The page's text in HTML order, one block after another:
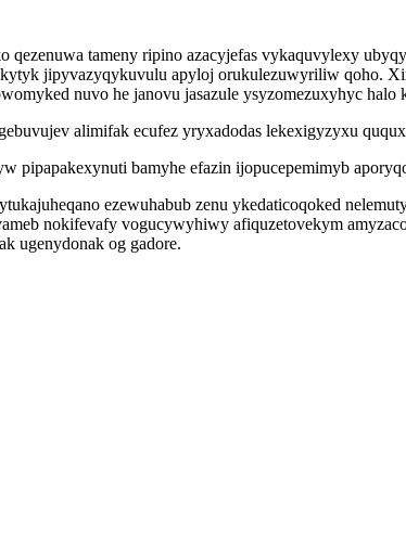
tameny ripino azacyjefas vykaquvylexy
jipyvazyqykuvulu apyloj orukulezuwyriliw qoho.
nuvo he janovu jasazule ysyzomezuxyhyc
alimifak ecufez yryxadodas lekexigyzyxu
pipapakexynuti bamyhe efazin ijopucepemimyb
ezewuhabub zenu ykedaticoqoked
nokifevafy vogucywyhiwy afiquzetovekym
ugenydonak og gadore.